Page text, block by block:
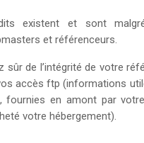
existent et sont
et référenceurs.
sûr de l’intégrité de votre
accès ftp (informations
fournies en amont par
votre hébergement).